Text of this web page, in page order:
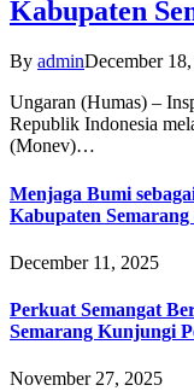
Kabupaten
By adminDecember
Ungaran (Humas) –
Republik Indonesia
(Monev)…
Menjaga Bumi
Kabupaten
December 11, 2025
Perkuat Semangat
Semarang Kunjungi
November 27, 2025